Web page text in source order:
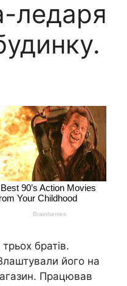
ледаря
братів.
його на
Працював